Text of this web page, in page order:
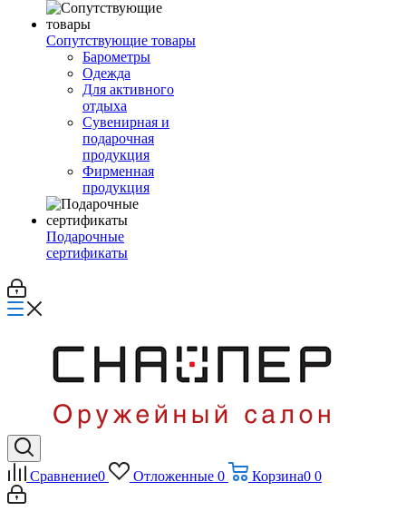
Сопутствующие товары
Барометры
Одежда
Для активного
отдыха
Сувенирная и
подарочная
продукция
Фирменная
продукция
Подарочные
сертификаты
Сравнение0 Отложенные 0 Корзина0 0